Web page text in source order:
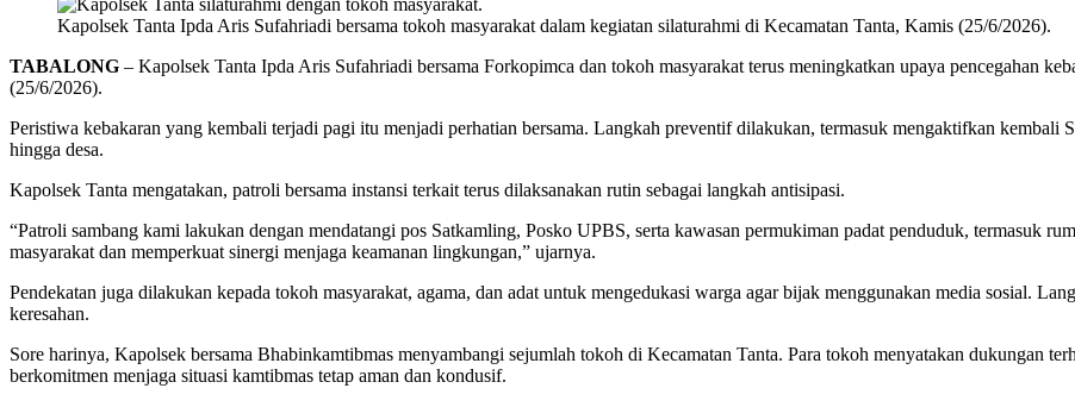
Kapolsek Tanta Ipda Aris Sufahriadi bersama tokoh masyarakat dalam kegiatan silaturahmi di Kecamatan Tanta, Kamis (25/6/2026).
TABALONG – Kapolsek Tanta Ipda Aris Sufahriadi bersama Forkopimca dan tokoh masyarakat terus meningkatkan upaya pencegahan
(25/6/2026).
Peristiwa kebakaran yang kembali terjadi pagi itu menjadi perhatian bersama. Langkah preventif dilakukan, termasuk mengaktifkan
hingga desa.
Kapolsek Tanta mengatakan, patroli bersama instansi terkait terus dilaksanakan rutin sebagai langkah antisipasi.
“Patroli sambang kami lakukan dengan mendatangi pos Satkamling, Posko UPBS, serta kawasan permukiman padat penduduk, termasuk
masyarakat dan memperkuat sinergi menjaga keamanan lingkungan,” ujarnya.
Pendekatan juga dilakukan kepada tokoh masyarakat, agama, dan adat untuk mengedukasi warga agar bijak menggunakan media sosial.
keresahan.
Sore harinya, Kapolsek bersama Bhabinkamtibmas menyambangi sejumlah tokoh di Kecamatan Tanta. Para tokoh menyatakan dukungan
berkomitmen menjaga situasi kamtibmas tetap aman dan kondusif.